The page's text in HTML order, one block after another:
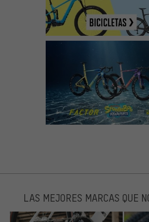
LAS MEJORES MARCAS QUE